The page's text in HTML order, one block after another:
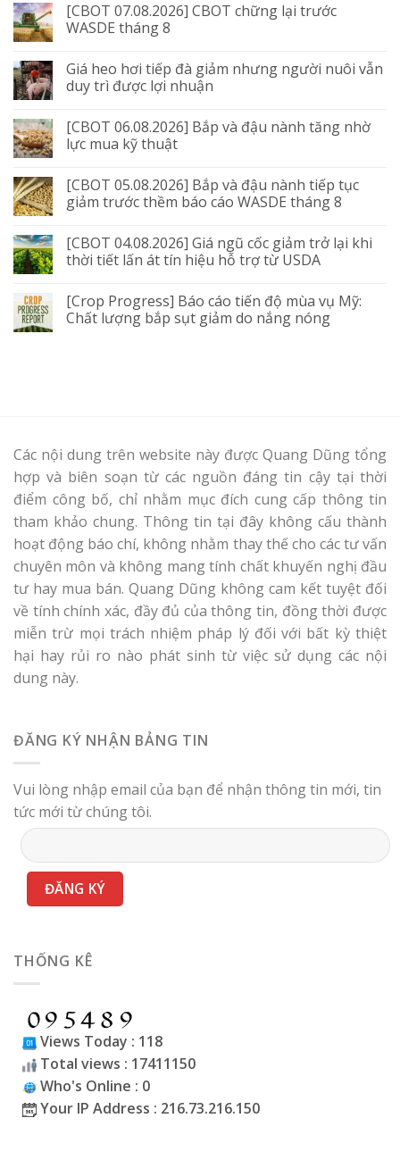
[CBOT 07.08.2026] CBOT chững lại trước
WASDE tháng 8
Giá heo hơi tiếp đà giảm nhưng người nuôi vẫn
duy trì được lợi nhuận
[CBOT 06.08.2026] Bắp và đậu nành tăng nhờ
lực mua kỹ thuật
[CBOT 05.08.2026] Bắp và đậu nành tiếp tục
giảm trước thềm báo cáo WASDE tháng 8
[CBOT 04.08.2026] Giá ngũ cốc giảm trở lại khi
thời tiết lấn át tín hiệu hỗ trợ từ USDA
[Crop Progress] Báo cáo tiến độ mùa vụ Mỹ:
Chất lượng bắp sụt giảm do nắng nóng
Các nội dung trên website này được Quang Dũng tổng
hợp và biên soạn từ các nguồn đáng tin cậy tại thời
điểm công bố, chỉ nhằm mục đích cung cấp thông tin
tham khảo chung. Thông tin tại đây không cấu thành
hoạt động báo chí, không nhằm thay thế cho các tư vấn
chuyên môn và không mang tính chất khuyến nghị đầu
tư hay mua bán. Quang Dũng không cam kết tuyệt đối
về tính chính xác, đầy đủ của thông tin, đồng thời được
miễn trừ mọi trách nhiệm pháp lý đối với bất kỳ thiệt
hại hay rủi ro nào phát sinh từ việc sử dụng các nội
dung này.
ĐĂNG KÝ NHẬN BẢNG TIN
Vui lòng nhập email của bạn để nhận thông tin mới, tin
tức mới từ chúng tôi.
THỐNG KÊ
Views Today : 118
Total views : 17411150
Who's Online : 0
Your IP Address : 216.73.216.150